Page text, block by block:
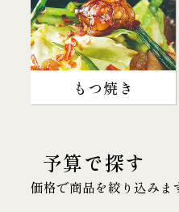
もつ焼き
予算で探す
価格で商品を絞り込みま